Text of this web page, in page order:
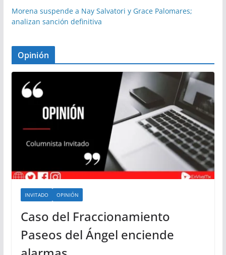
Morena suspende a Nay Salvatori y Grace Palomares;
analizan sanción definitiva
Opinión
INVITADO OPINIÓN
Caso del Fraccionamiento
Paseos del Ángel enciende